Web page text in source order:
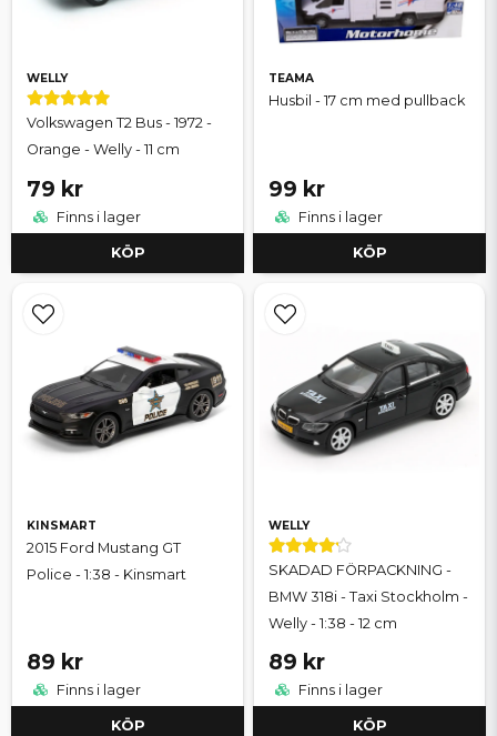
WELLY
Volkswagen T2 Bus - 1972 -
Orange - Welly - 11 cm
79 kr
Finns i lager
KÖP
TEAMA
Husbil - 17 cm med pullback
99 kr
Finns i lager
KÖP
KINSMART
2015 Ford Mustang GT
Police - 1:38 - Kinsmart
89 kr
Finns i lager
KÖP
WELLY
SKADAD FÖRPACKNING -
BMW 318i - Taxi Stockholm -
Welly - 1:38 - 12 cm
89 kr
Finns i lager
KÖP